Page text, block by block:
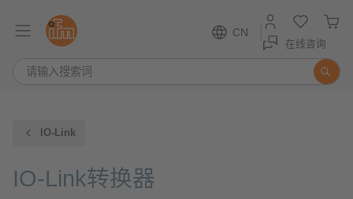
CN
在线咨询
IO-Link
IO-Link转换器